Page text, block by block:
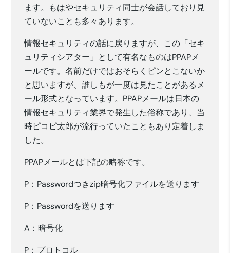
ます。もはやセキュリティ同士が会話しており見
ていないことも多々あります。
情報セキュリティの話に戻りますが、この「セキ
ュリティシアター」として有名なものはPPAPメ
ールです。名前だけではおそらくピンとこないか
と思いますが、誰しもが一度は見たことがあるメ
ール形式となっています。PPAPメールは日本の
情報セキュリティ業界で発生した俗称であり、当
時ピコピ太郎が流行っていたこともあり定着しま
した。
PPAPメールとは下記の略称です。
P：Passwordつきzip暗号化ファイルを送ります
P：Passwordを送ります
A：暗号化
P：プロトコル